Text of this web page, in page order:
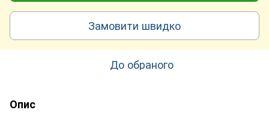
Замовити швидко
До обраного
Опис